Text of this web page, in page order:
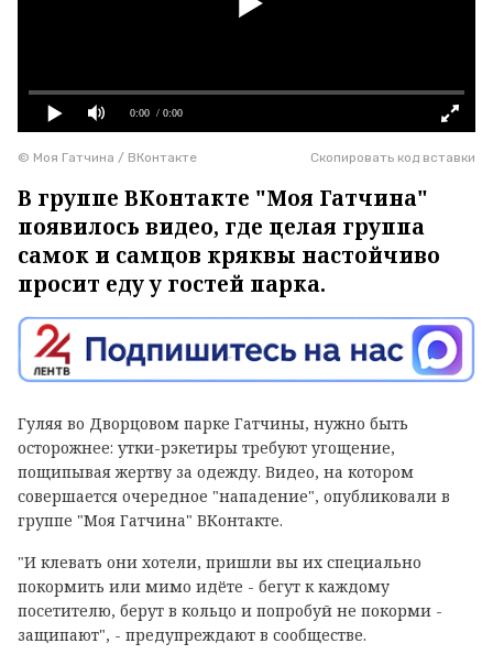
0:00 / 0:00
Скопировать код вставки
© Моя Гатчина / ВКонтакте
В группе ВКонтакте "Моя Гатчина"
появилось видео, где целая группа
самок и самцов кряквы настойчиво
просит еду у гостей парка.
Гуляя во Дворцовом парке Гатчины, нужно быть
осторожнее: утки-рэкетиры требуют угощение,
пощипывая жертву за одежду. Видео, на котором
совершается очередное "нападение", опубликовали в
группе "Моя Гатчина" ВКонтакте.
"И клевать они хотели, пришли вы их специально
покормить или мимо идёте - бегут к каждому
посетителю, берут в кольцо и попробуй не покорми -
защипают", - предупреждают в сообществе.